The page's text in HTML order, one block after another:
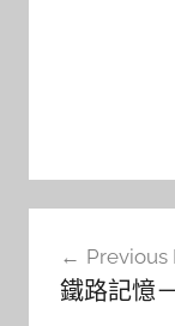
Previous
鐵路記憶